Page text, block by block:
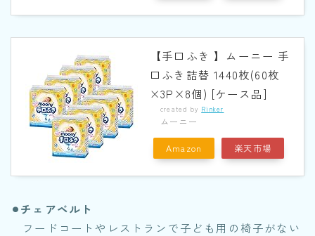
【手口ふき 】ムーニー 手
口ふき詰替 1440枚(60枚
×3P×8個) [ケース品]
created by Rinker
ムーニー
Amazon 楽天市場
⚫︎チェアベルト
フードコートやレストランで子ども用の椅子がない